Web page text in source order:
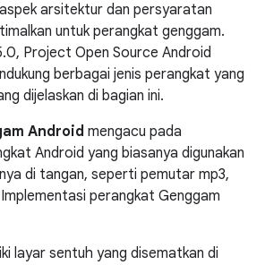
arsitektur dan persyaratan
untuk perangkat genggam.
Project Open Source Android
berbagai jenis perangkat yang
dijelaskan di bagian ini.
Android mengacu pada
Android yang biasanya digunakan
di tangan, seperti pemutar mp3,
perangkat Genggam
layar sentuh yang disematkan di